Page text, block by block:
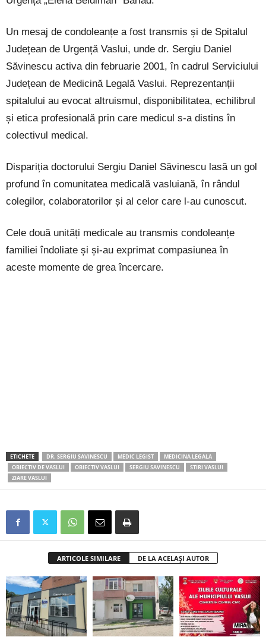
Un mesaj de condoleanțe a fost transmis și de Spitalul
Județean de Urgență Vaslui, unde dr. Sergiu Daniel
Săvinescu activa din februarie 2001, în cadrul Serviciului
Județean de Medicină Legală Vaslui. Reprezentanții
spitalului au evocat altruismul, disponibilitatea, echilibrul
și etica profesională prin care medicul s-a distins în
colectivul medical.
Dispariția doctorului Sergiu Daniel Săvinescu lasă un gol
profund în comunitatea medicală vasluiană, în rândul
colegilor, colaboratorilor și al celor care l-au cunoscut.
Cele două unități medicale au transmis condoleanțe
familiei îndoliate și și-au exprimat compasiunea în
aceste momente de grea încercare.
ETICHETE DR. SERGIU SAVINESCU MEDIC LEGIST
MEDICINA LEGALA
OBIECTIV DE VASLUI
OBIECTIV VASLUI SERGIU SAVINESCU
STIRI VASLUI
ZIARE VASLUI
ARTICOLE SIMILARE DE LA ACELAȘI AUTOR